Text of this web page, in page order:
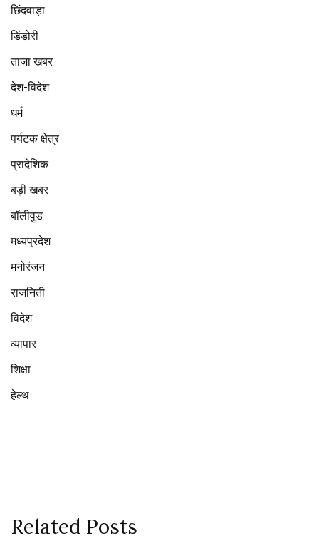
छिंदवाड़ा
डिंडोरी
ताजा खबर
देश-विदेश
धर्म
पर्यटक क्षेत्र
प्रादेशिक
बड़ी खबर
बॉलीवुड
मध्यप्रदेश
मनोरंजन
राजनिती
विदेश
व्यापार
शिक्षा
हेल्थ
Related Posts